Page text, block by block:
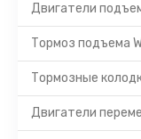
Двигатели
Тормоз подъема
Тормозные
Двигатели